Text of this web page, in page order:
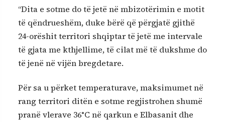
“Dita e sotme do të jetë në mbizotërimin e motit
të qëndrueshëm, duke bërë që përgjatë gjithë
24-orëshit territori shqiptar të jetë me intervale
të gjata me kthjellime, të cilat më të dukshme do
të jenë në vijën bregdetare.
Për sa u përket temperaturave, maksimumet në
rang territori ditën e sotme regjistrohen shumë
pranë vlerave 36°C në qarkun e Elbasanit dhe